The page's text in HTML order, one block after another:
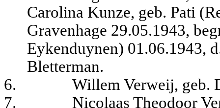
Carolina Kunze, geb. Pati
Gravenhage 29.05.1943,
Eykenduynen) 01.06.1943,
Bletterman.
6.
Willem Verweij, geb.
7.
Nicolaas Theodoor